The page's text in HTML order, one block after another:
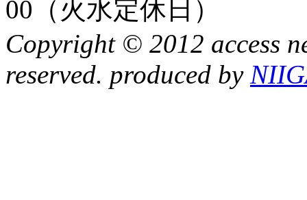
Copyright © 2012 access
reserved. produced by